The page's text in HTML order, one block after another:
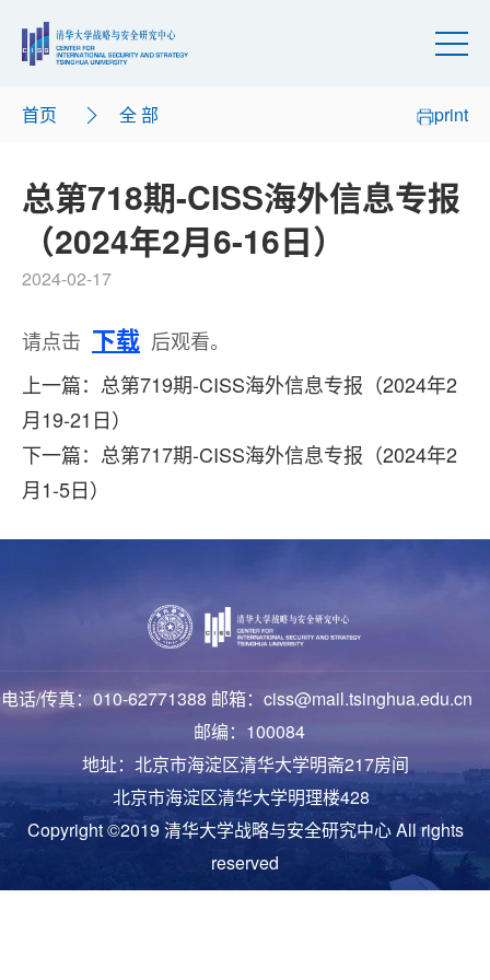
首页 全 部 print
总第718期-CISS海外信息专报
（2024年2月6-16日）
2024-02-17
请点击 下载 后观看。
上一篇：总第719期-CISS海外信息专报（2024年2
月19-21日）
下一篇：总第717期-CISS海外信息专报（2024年2
月1-5日）
电话/传真：010-62771388 邮箱：ciss@mail.tsinghua.edu.cn
邮编：100084
地址：北京市海淀区清华大学明斋217房间
北京市海淀区清华大学明理楼428
Copyright ©2019 清华大学战略与安全研究中心 All rights
reserved